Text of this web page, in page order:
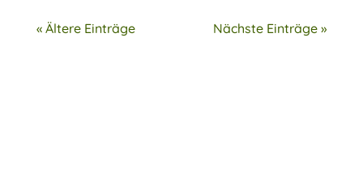
« Ältere Einträge Nächste Einträge »